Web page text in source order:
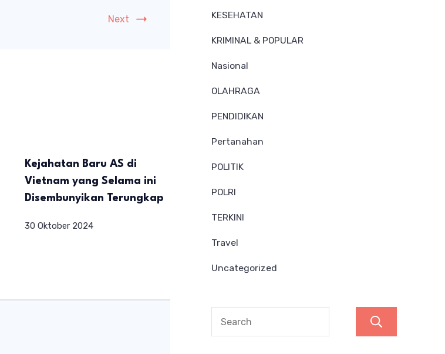
Next
Kejahatan Baru AS di
Vietnam yang Selama ini
Disembunyikan Terungkap
30 Oktober 2024
KESEHATAN
KRIMINAL & POPULAR
Nasional
OLAHRAGA
PENDIDIKAN
Pertanahan
POLITIK
POLRI
TERKINI
Travel
Uncategorized